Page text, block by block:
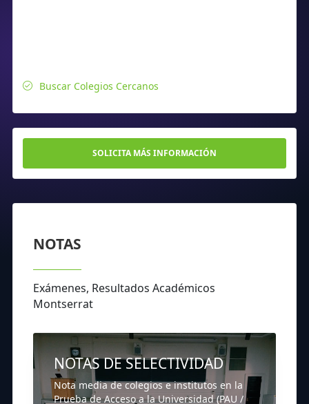
Buscar Colegios Cercanos
SOLICITA MÁS INFORMACIÓN
NOTAS
Exámenes, Resultados Académicos
Montserrat
NOTAS DE SELECTIVIDAD
Nota media de colegios e institutos en la
Prueba de Acceso a la Universidad (PAU /